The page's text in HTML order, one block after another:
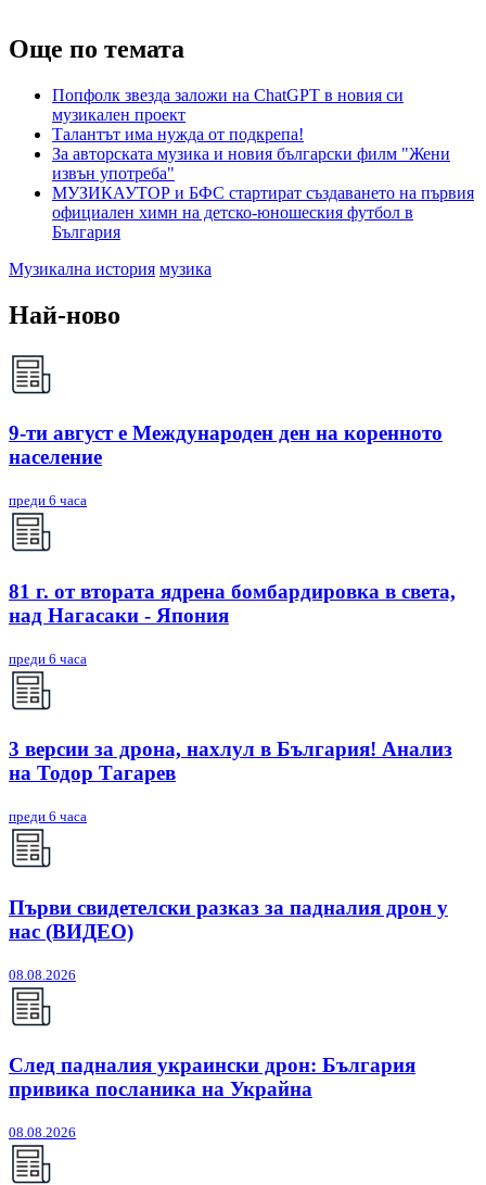
Още по темата
Попфолк звезда заложи на ChatGPT в новия си
музикален проект
Талантът има нужда от подкрепа!
За авторската музика и новия български филм "Жени
извън употреба"
МУЗИКАУТОР и БФС стартират създаването на първия
официален химн на детско-юношеския футбол в
България
Музикална история музика
Най-ново
9-ти август е Международен ден на коренното
население
преди 6 часа
81 г. от втората ядрена бомбардировка в света,
над Нагасаки - Япония
преди 6 часа
3 версии за дрона, нахлул в България! Анализ
на Тодор Тагарев
преди 6 часа
Първи свидетелски разказ за падналия дрон у
нас (ВИДЕО)
08.08.2026
След падналия украински дрон: България
привика посланика на Украйна
08.08.2026